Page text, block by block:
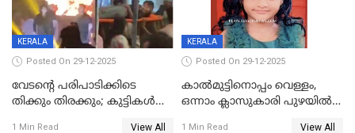
KERALA
Posted On 29-12-2025
വേടന്റെ പരിപാടിക്കിടെ
തിക്കും തിരക്കും; കുട്ടികള്‍
1 Min Read View All
KERALA
Posted On 29-12-2025
കാൽമുട്ടിനൊപ്പം വെള്ളം,
ഒന്നാം ക്ലാസുകാരി പുഴയിൽ
1 Min Read View All